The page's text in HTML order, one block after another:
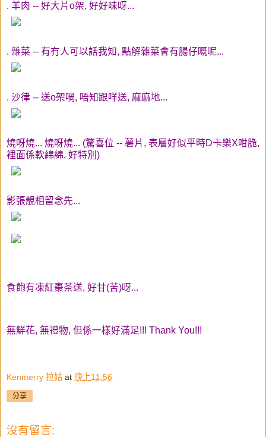
. 羊肉 -- 好大片o架, 好好味呀...
. 雜菜 -- 有冇人可以話我知, 點解雜菜會有腸仔嘅呢...
. 沙律 -- 送o架喎, 唔知跟咩送, 麻麻地...
燒呀燒... 燒呀燒... (驚喜位 -- 薯片, 表層好似平時D卡樂X咁脆,
裡面係軟綿綿, 好特別)
影張靚相留念先...
食飽有凍紅棗茶送, 好甘(苦)呀...
無鮮花, 無禮物, 但係一樣好滿足!!! Thank You!!!
Kenmerry 拉姑 at 晚上11:56
分享
沒有留言: